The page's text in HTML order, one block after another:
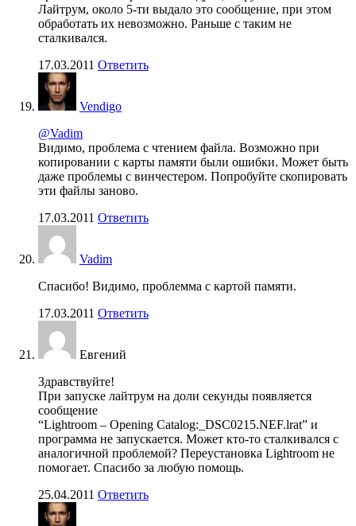
Лайтрум, около 5-ти выдало это сообщение, при этом
обработать их невозможно. Раньше с таким не
сталкивался.
17.03.2011 Ответить
Vendigo
@Vadim
Видимо, проблема с чтением файла. Возможно при
копировании с карты памяти были ошибки. Может быть
даже проблемы с винчестером. Попробуйте скопировать
эти файлы заново.
17.03.2011 Ответить
Vadim
Спасибо! Видимо, проблемма с картой памяти.
17.03.2011 Ответить
Евгений
Здравствуйте!
При запуске лайтрум на доли секунды появляется
сообщение
“Lightroom – Opening Catalog:_DSC0215.NEF.lrat” и
программа не запускается. Может кто-то сталкивался с
аналогичной проблемой? Переустановка Lightroom не
помогает. Спасибо за любую помощь.
25.04.2011 Ответить